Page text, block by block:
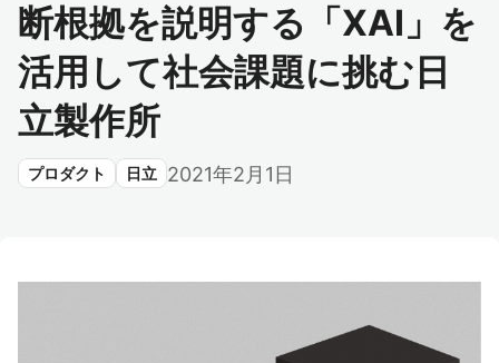
断根拠を説明する「XAI」を
活用して社会課題に挑む日
立製作所
プロダクト 日立 2021年2月1日